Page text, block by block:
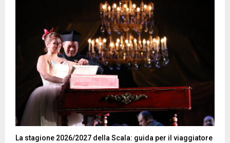
La stagione 2026/2027 della Scala: guida per il viaggiatore